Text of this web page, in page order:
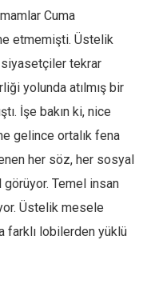
Cuma
etmemişti. Üstelik
tekrar
yolunda atılmış bir
İşe bakın ki, nice
gelince ortalık fena
her söz, her sosyal
Temel insan
Üstelik mesele
farklı lobilerden yüklü